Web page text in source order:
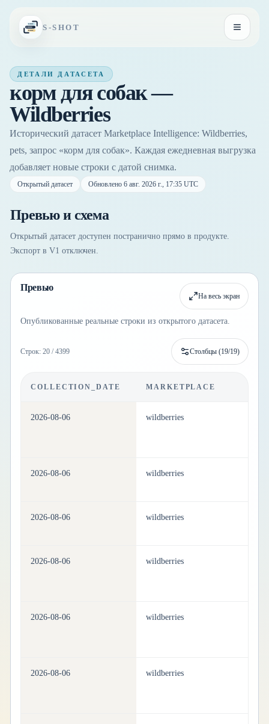
S-SHOT
ДЕТАЛИ ДАТАСЕТА
корм для собак —
Wildberries
Исторический датасет Marketplace Intelligence: Wildberries,
pets, запрос «корм для собак». Каждая ежедневная выгрузка
добавляет новые строки с датой снимка.
Открытый датасет Обновлено 6 авг. 2026 г., 17:35 UTC
Превью и схема
Открытый датасет доступен постранично прямо в продукте.
Экспорт в V1 отключен.
Превью
На весь экран
Опубликованные реальные строки из открытого датасета.
Строк: 20 / 4399 Столбцы (19/19)
COLLECTION_DATE MARKETPLACE
2026-08-06 wildberries
2026-08-06 wildberries
2026-08-06 wildberries
2026-08-06 wildberries
2026-08-06 wildberries
2026-08-06 wildberries